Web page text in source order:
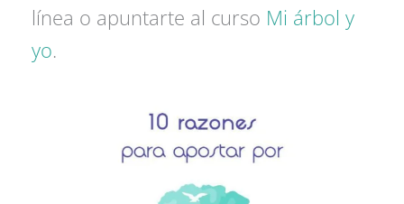
línea o apuntarte al curso Mi árbol y
yo.